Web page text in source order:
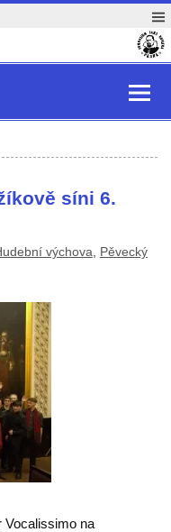
síni 6.
výchova, Pěvecký
Vocalissimo na